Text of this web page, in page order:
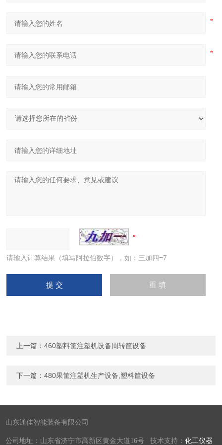
请输入计算结果（填写阿拉伯数字），如：三加四=7
上一篇：460塑料筐注塑机设备周转筐设备
下一篇：480果筐注塑机生产设备,塑料筐设备
山东通佳智能装备有限公司
公司地址：山东省济宁市高新区黄金大道16号 技术支持：化工仪器